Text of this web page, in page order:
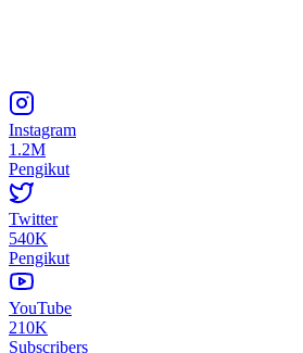
Instagram
1.2M
Pengikut
Twitter
540K
Pengikut
YouTube
210K
Subscribers